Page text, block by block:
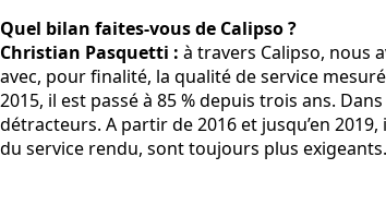
Quel bilan faites-vous de Calipso ?
Christian Pasquetti : à travers Calipso, nous
avec, pour finalité, la qualité de service
2015, il est passé à 85 % depuis trois ans.
détracteurs. A partir de 2016 et jusqu’en
du service rendu, sont toujours plus exigeants.